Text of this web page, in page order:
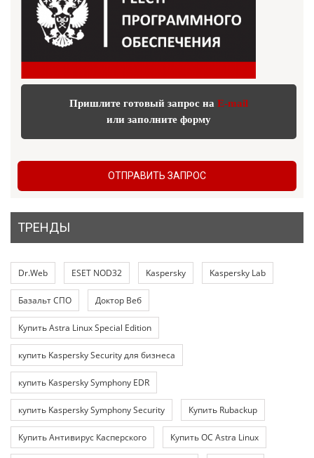
Пришлите готовый запрос на E-mail
или заполните форму
ОТПРАВИТЬ ЗАПРОС
ТРЕНДЫ
Dr.Web ESET NOD32 Kaspersky Kaspersky Lab
Базальт СПО Доктор Веб
Купить Astra Linux Special Edition
купить Kaspersky Security для бизнеса
купить Kaspersky Symphony EDR
купить Kaspersky Symphony Security Купить Rubackup
Купить Антивирус Касперского Купить ОС Astra Linux